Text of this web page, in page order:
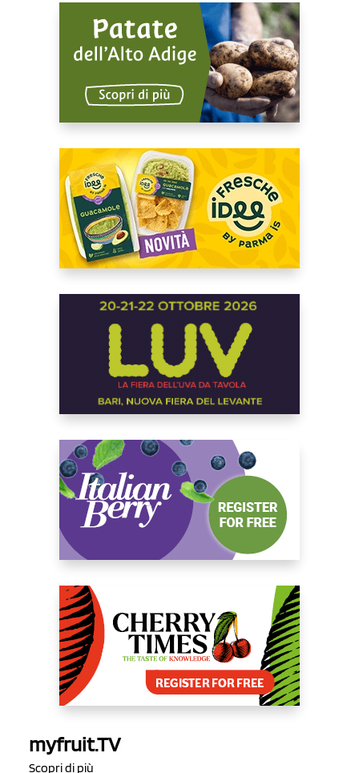
myfruit.TV
Scopri di più